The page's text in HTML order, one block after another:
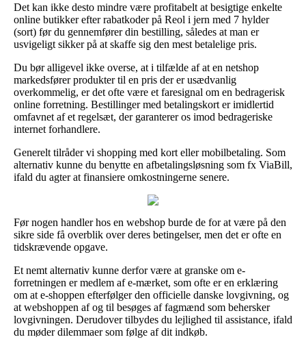
Det kan ikke desto mindre være profitabelt at besigtige enkelte
online butikker efter rabatkoder på Reol i jern med 7 hylder
(sort) før du gennemfører din bestilling, således at man er
usvigeligt sikker på at skaffe sig den mest betalelige pris.
Du bør alligevel ikke overse, at i tilfælde af at en netshop
markedsfører produkter til en pris der er usædvanlig
overkommelig, er det ofte være et faresignal om en bedragerisk
online forretning. Bestillinger med betalingskort er imidlertid
omfavnet af et regelsæt, der garanterer os imod bedrageriske
internet forhandlere.
Generelt tilråder vi shopping med kort eller mobilbetaling. Som
alternativ kunne du benytte en afbetalingsløsning som fx ViaBill,
ifald du agter at finansiere omkostningerne senere.
Før nogen handler hos en webshop burde de for at være på den
sikre side få overblik over deres betingelser, men det er ofte en
tidskrævende opgave.
Et nemt alternativ kunne derfor være at granske om e-
forretningen er medlem af e-mærket, som ofte er en erklæring
om at e-shoppen efterfølger den officielle danske lovgivning, og
at webshoppen af og til besøges af fagmænd som behersker
lovgivningen. Derudover tilbydes du lejlighed til assistance, ifald
du møder dilemmaer som følge af dit indkøb.